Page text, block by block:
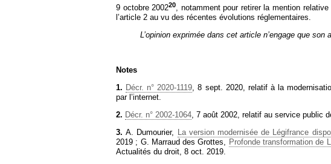
9 octobre 200220, notamment pour retirer la mention
l’article 2 au vu des récentes évolutions réglementaires.
L’opinion exprimée dans cet article n’engage que son
Notes
1. Décr. n° 2020-1119, 8 sept. 2020, relatif à la
par l’internet.
2. Décr. n° 2002-1064, 7 août 2002, relatif au service public
3. A. Dumourier, La version modernisée de Légifrance
2019 ; G. Marraud des Grottes, Profonde transformation de
Actualités du droit, 8 oct. 2019.